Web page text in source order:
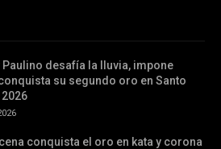
desafía la lluvia, impone
su segundo oro en Santo
conquista el oro en kata y corona